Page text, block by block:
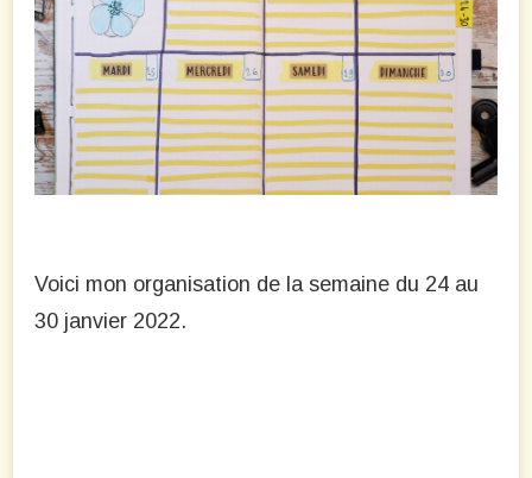
JANVIER
2022
Voici mon organisation de la semaine du 24 au
30 janvier 2022.